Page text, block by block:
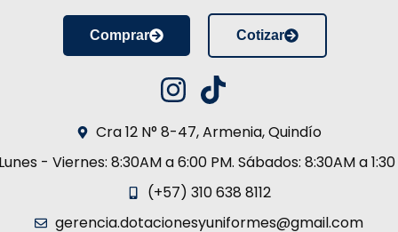
Comprar Cotizar
Cra 12 N° 8-47, Armenia, Quindío
Lunes - Viernes: 8:30AM a 6:00 PM. Sábados: 8:30AM a
(+57) 310 638 8112
gerencia.dotacionesyuniformes@gmail.com